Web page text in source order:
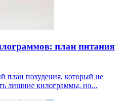
план питания
план похудения, который не
лишние килограммы, но...